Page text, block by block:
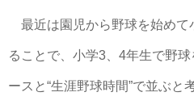
最近は園児から野球を始めて
ることで、小学3、4年生で野
ースと“生涯野球時間”で並ぶと